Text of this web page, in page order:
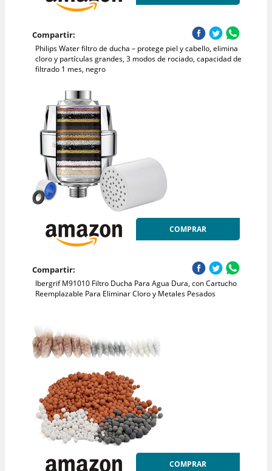
Compartir:
Philips Water filtro de ducha – protege piel y cabello, elimina
cloro y partículas grandes, 3 modos de rociado, capacidad de
filtrado 1 mes, negro
COMPRAR
Compartir:
Ibergrif M91010 Filtro Ducha Para Agua Dura, con Cartucho
Reemplazable Para Eliminar Cloro y Metales Pesados
COMPRAR